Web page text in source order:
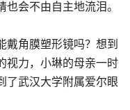
会不由自主地流泪。
戴角膜塑形镜吗？想到
视力，小琳的母亲一时
了武汉大学附属爱尔眼